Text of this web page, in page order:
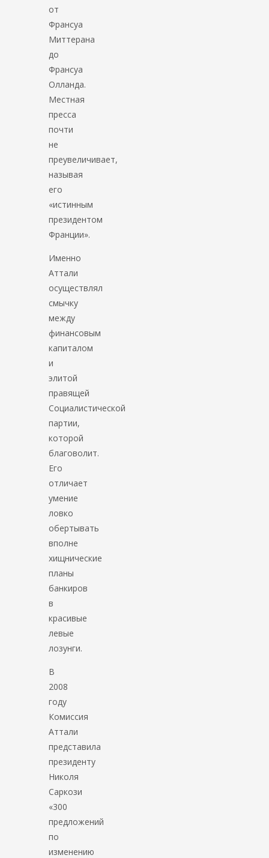
от
Франсуа
Миттерана
до
Франсуа
Олланда.
Местная
пресса
почти
не
преувеличивает,
называя
его
«истинным
президентом
Франции».
Именно
Аттали
осуществлял
смычку
между
финансовым
капиталом
и
элитой
правящей
Социалистической
партии,
которой
благоволит.
Его
отличает
умение
ловко
обертывать
вполне
хищнические
планы
банкиров
в
красивые
левые
лозунги.
В
2008
году
Комиссия
Аттали
представила
президенту
Николя
Саркози
«300
предложений
по
изменению